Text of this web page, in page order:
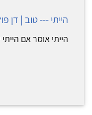
הייתי --- טוב | דן
הייתי אומר אם